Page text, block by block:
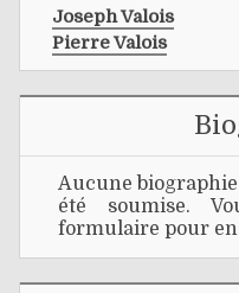
Joseph Valois
Pierre Valois
Aucune
été soumise.
formulaire pour